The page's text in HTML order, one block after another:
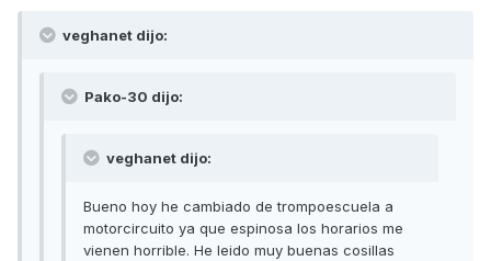
veghanet dijo:
Pako-30 dijo:
veghanet dijo:
Bueno hoy he cambiado de trompoescuela a
motorcircuito ya que espinosa los horarios me
vienen horrible. He leido muy buenas cosillas